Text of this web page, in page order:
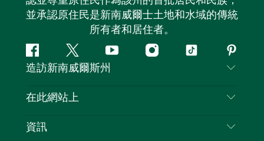
並承認原住民是新南威爾士土地和水域的傳統
所有者和居住者。
Facebook嘰
嘰
喳
Youtube Instagram
抖
造訪新南威爾斯州
聯絡我們
隱私
在此網站上
目的地
資訊